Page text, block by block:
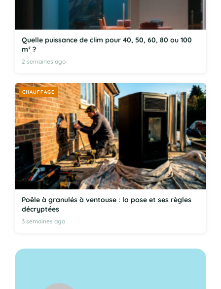
Quelle puissance de clim pour 40, 50, 60, 80 ou 100
m² ?
2 semaines ago
CHAUFFAGE
Poêle à granulés à ventouse : la pose et ses règles
décryptées
3 semaines ago